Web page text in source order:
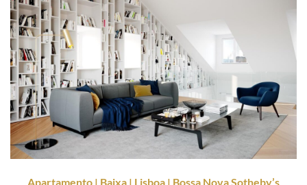
Apartamento | Baixa | Lisboa | Bossa Nova Sotheby’s